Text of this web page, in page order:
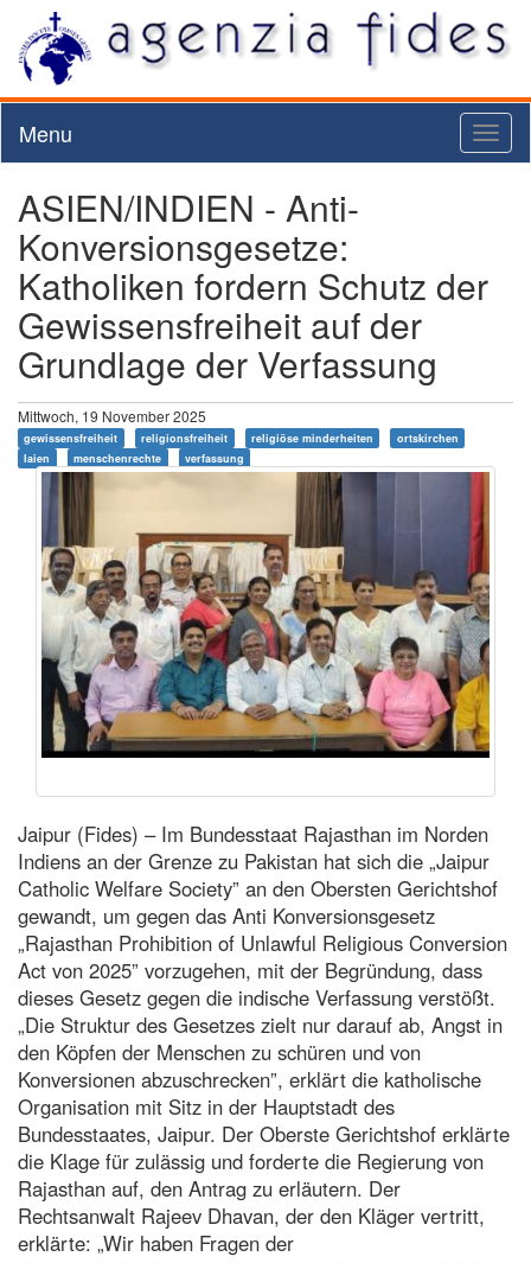
Menu
ASIEN/INDIEN - Anti-
Konversionsgesetze:
Katholiken fordern Schutz der
Gewissensfreiheit auf der
Grundlage der Verfassung
Mittwoch, 19 November 2025
gewissensfreiheit religionsfreiheit religiöse minderheiten
ortskirchen
laien
menschenrechte verfassung
Jaipur (Fides) – Im Bundesstaat Rajasthan im Norden
Indiens an der Grenze zu Pakistan hat sich die „Jaipur
Catholic Welfare Society” an den Obersten Gerichtshof
gewandt, um gegen das Anti Konversionsgesetz
„Rajasthan Prohibition of Unlawful Religious Conversion
Act von 2025” vorzugehen, mit der Begründung, dass
dieses Gesetz gegen die indische Verfassung verstößt.
„Die Struktur des Gesetzes zielt nur darauf ab, Angst in
den Köpfen der Menschen zu schüren und von
Konversionen abzuschrecken”, erklärt die katholische
Organisation mit Sitz in der Hauptstadt des
Bundesstaates, Jaipur. Der Oberste Gerichtshof erklärte
die Klage für zulässig und forderte die Regierung von
Rajasthan auf, den Antrag zu erläutern. Der
Rechtsanwalt Rajeev Dhavan, der den Kläger vertritt,
erklärte: „Wir haben Fragen der